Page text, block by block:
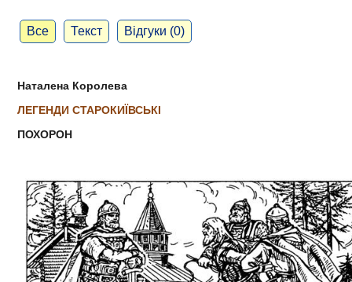
Все Текст Відгуки (0)
Наталена Королева
ЛЕГЕНДИ СТАРОКИЇВСЬКІ
ПОХОРОН